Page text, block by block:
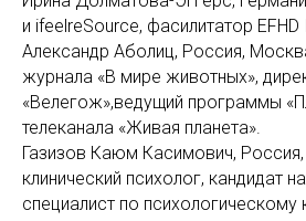
и ifeelreSource, фасилитатор EFHD
Александр Аболиц, Россия,
журнала «В мире животных»,
«Велегож»,ведущий программы
телеканала «Живая планета».
Газизов Каюм Касимович,
клинический психолог, кандидат
специалист по психологическому